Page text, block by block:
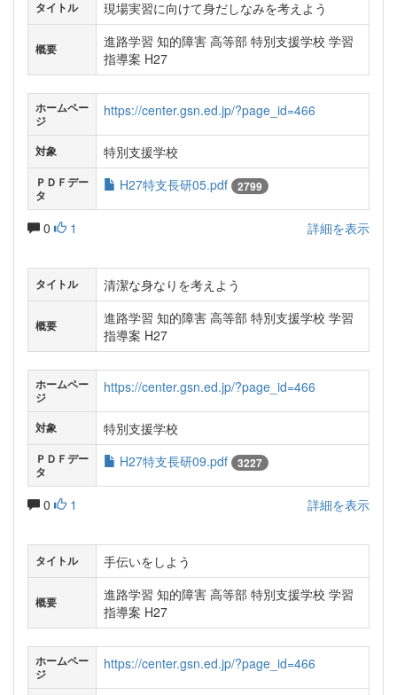
タイトル 現場実習に向けて身だしなみを考えよう
概要
進路学習 知的障害 高等部 特別支援学校 学習
指導案 H27
ホームペー
ジ
https://center.gsn.ed.jp/?page_id=466
対象 特別支援学校
ＰＤＦデー
タ
H27特支長研05.pdf 2799
0 1 詳細を表示
タイトル 清潔な身なりを考えよう
概要
進路学習 知的障害 高等部 特別支援学校 学習
指導案 H27
ホームペー
ジ
https://center.gsn.ed.jp/?page_id=466
対象 特別支援学校
ＰＤＦデー
タ
H27特支長研09.pdf 3227
0 1 詳細を表示
タイトル 手伝いをしよう
概要
進路学習 知的障害 高等部 特別支援学校 学習
指導案 H27
ホームペー
ジ
https://center.gsn.ed.jp/?page_id=466